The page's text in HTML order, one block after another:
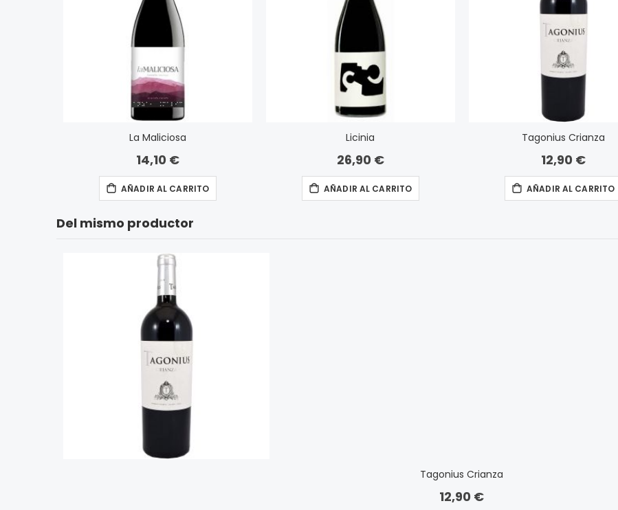
La Maliciosa
14,10 €
AÑADIR AL CARRITO
Licinia
26,90 €
AÑADIR AL CARRITO
Tagonius Crianza
12,90 €
AÑADIR AL CARRITO
Del mismo productor
Tagonius Crianza
12,90 €